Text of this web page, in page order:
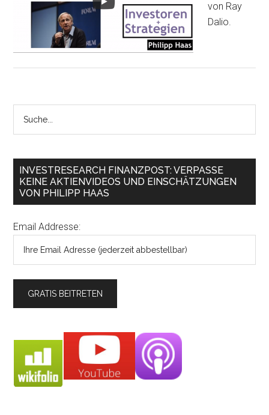
von Ray
Dalio.
INVESTRESEARCH FINANZPOST: VERPASSE
KEINE AKTIENVIDEOS UND EINSCHÄTZUNGEN
VON PHILIPP HAAS
Email Addresse: